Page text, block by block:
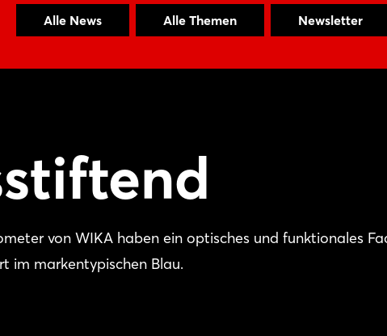
Alle News Alle Themen Newsletter
von WIKA haben ein optisches und funktionales
im markentypischen Blau.